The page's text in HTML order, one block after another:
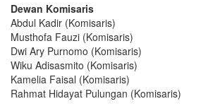
Dewan Komisaris
Abdul Kadir (Komisaris)
Musthofa Fauzi (Komisaris)
Dwi Ary Purnomo (Komisaris)
Wiku Adisasmito (Komisaris)
Kamelia Faisal (Komisaris)
Rahmat Hidayat Pulungan (Komisaris)